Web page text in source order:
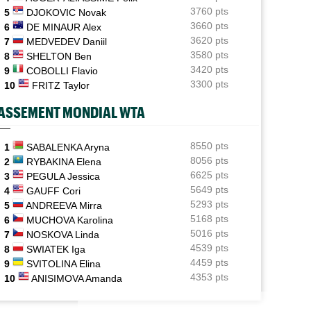
Toutes vos vidéos à retrouver sur Tennis Actu TV...
11:44
US Open
Le calendrier ATP et WTA jusqu'à l'US Open 2026
11:30
Tennis Actu
Abonnement 9,99€ et pour 1 an, Tennis Actu sans pub
Jeunes
Coupe Galéa : l’équipe de France U18 sacrée
championne d’Europe !
ATP - Montréal
João Fonseca répond aux critiques : "Le circuit est
épuisant"
5
DJOKOVIC Novak
3760 pts
6
DE MINAUR Alex
3660 pts
7
MEDVEDEV Daniil
3620 pts
8
SHELTON Ben
3580 pts
9
COBOLLI Flavio
3420 pts
10
FRITZ Taylor 3300 pts
MONDIAL WTA
1 SABALENKA Aryna
8550 pts
2
RYBAKINA Elena
8056 pts
3
PEGULA Jessica
6625 pts
4
GAUFF Cori
5649 pts
5
ANDREEVA Mirra
5293 pts
6
MUCHOVA Karolina
5168 pts
7
NOSKOVA Linda
5016 pts
8
SWIATEK Iga
4539 pts
9
SVITOLINA Elina
4459 pts
10
ANISIMOVA Amanda 4353 pts